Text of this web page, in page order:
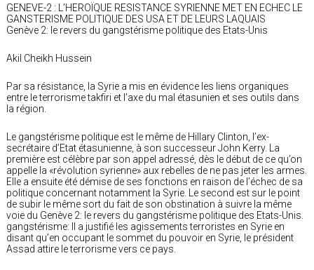
GENEVE-2 : L’HEROÏQUE RESISTANCE SYRIENNE MET EN ECHEC LE
GANSTERISME POLITIQUE DES USA ET DE LEURS LAQUAIS
Genève 2: le revers du gangstérisme politique des Etats-Unis
Akil Cheikh Hussein
Par sa résistance, la Syrie a mis en évidence les liens organiques
entre le terrorisme takfiri et l’axe du mal étasunien et ses outils dans
la région.
Le gangstérisme politique est le même de Hillary Clinton, l’ex-
secrétaire d’Etat étasunienne, à son successeur John Kerry. La
première est célèbre par son appel adressé, dès le début de ce qu’on
appelle la «révolution syrienne» aux rebelles de ne pas jeter les armes.
Elle a ensuite été démise de ses fonctions en raison de l’échec de sa
politique concernant notamment la Syrie. Le second est sur le point
de subir le même sort du fait de son obstination à suivre la même
voie du Genève 2: le revers du gangstérisme politique des Etats-Unis.
gangstérisme: Il a justifié les agissements terroristes en Syrie en
disant qu’en occupant le sommet du pouvoir en Syrie, le président
Assad attire le terrorisme vers ce pays.